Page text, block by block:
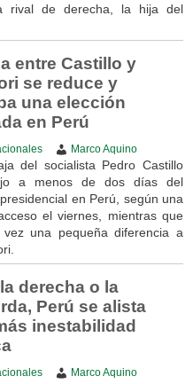
rival de derecha, la hija del
entre Castillo y
se reduce y
una elección
en Perú
Marco Aquino
del socialista Pedro Castillo
a menos de dos días del
en Perú, según una
el viernes, mientras que
una pequeña diferencia a
derecha o la
Perú se alista
inestabilidad
Marco Aquino